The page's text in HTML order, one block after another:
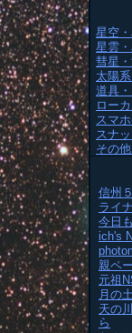
星空
星雲
彗星
太陽
道具
ロー
スマ
スナ
その
信州
ライ
今日
ich's
親ペ
元祖
月の
天の
ら